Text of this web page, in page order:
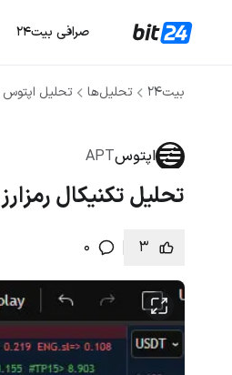
صرافی بیت۲۴
بیت۲۴ تحلیل‌ها تحلیل اپتوس
اپتوسAPT
تحلیل تکنیکال رمزارز APT (۲۶م اردیبهشت)
3
0